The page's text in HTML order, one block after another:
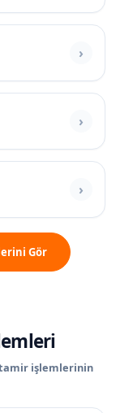
Gör
işlemlerinin